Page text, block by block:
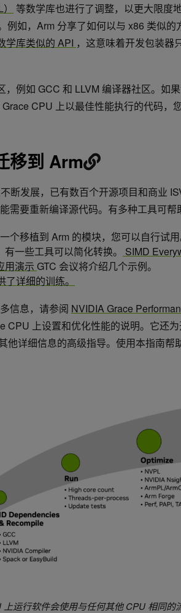
等数学库也进行了调整，以更大限度
例如，Arm 分享了如何以与 x86 类似的
学库类似的 API ，这意味着开发包装器
，例如 GCC 和 LLVM 编译器社区。如
CPU 上以最佳性能执行的代码，
移到 Arm
断发展，已有数百个开源项目和商业
需要重新编译源代码。有多种工具可帮
个移植到 Arm 的模块，您可以自行试用
一些工具可以简化转换。
SIMD
用演示 GTC 会议将介绍几个示例。
详细的训练。
信息，请参阅 NVIDIA Grace
CPU 上设置和优化性能的说明。它还
他详细信息的高级指导。使用本指南帮
上运行软件会使用与任何其他 CPU 相同的